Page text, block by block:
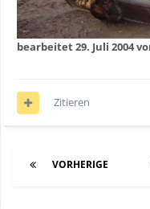
bearbeitet29. Juli 2004
Zitieren
VORHERIGE